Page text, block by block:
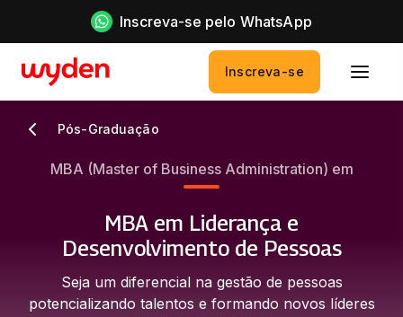
Inscreva-se pelo WhatsApp
Inscreva-se
Pós-Graduação
MBA (Master of Business Administration) em
MBA em Liderança e
Desenvolvimento de Pessoas
Seja um diferencial na gestão de pessoas
potencializando talentos e formando novos líderes